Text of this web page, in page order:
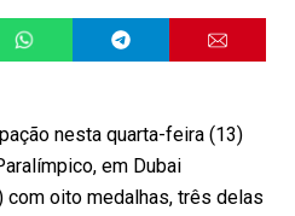
nesta quarta-feira (13)
em Dubai
com oito medalhas, três delas